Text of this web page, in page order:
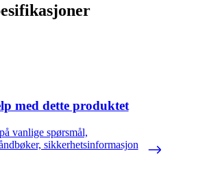
med dette produktet
vanlige spørsmål,
sikkerhetsinformasjon